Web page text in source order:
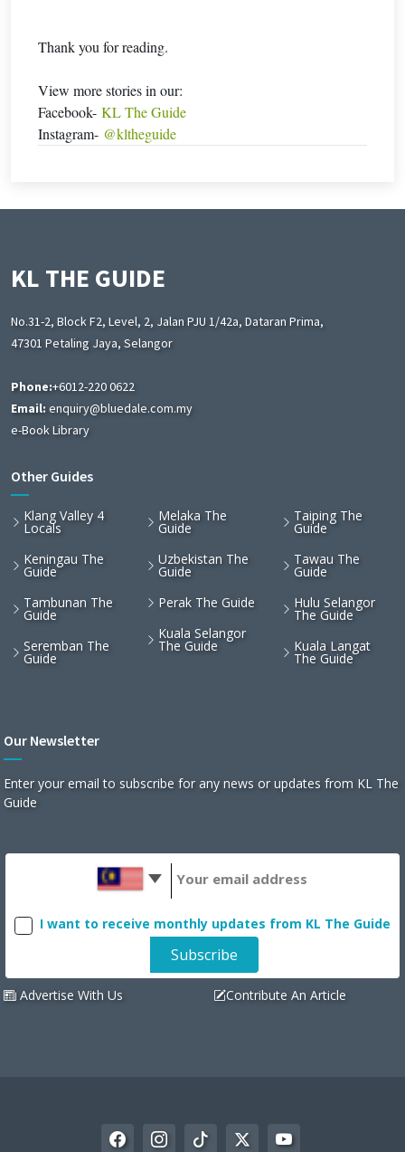
Thank you for reading.
View more stories in our:
Facebook- KL The Guide
Instagram- @kltheguide
KL THE GUIDE
No.31-2, Block F2, Level, 2, Jalan PJU 1/42a, Dataran Prima,
47301 Petaling Jaya, Selangor
Phone:+6012-220 0622
Email: enquiry@bluedale.com.my
e-Book Library
Other Guides
Klang Valley 4
Locals
Keningau The
Guide
Tambunan The
Guide
Seremban The
Guide
Melaka The
Guide
Uzbekistan The
Guide
Perak The Guide
Kuala Selangor
The Guide
Taiping The
Guide
Tawau The
Guide
Hulu Selangor
The Guide
Kuala Langat
The Guide
Our Newsletter
Enter your email to subscribe for any news or updates from KL The
Guide
I want to receive monthly updates from KL The Guide
Advertise With Us Contribute An Article